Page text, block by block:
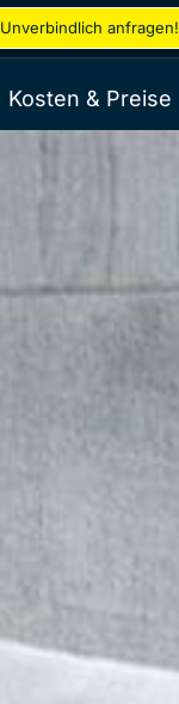
Unverbindlich anfragen!
Kosten & Preise